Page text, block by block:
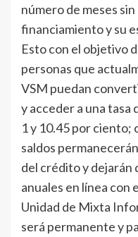
número de meses
financiamiento y su
Esto con el objetivo
personas que
VSM puedan
y acceder a una tasa
1 y 10.45 por ciento;
saldos
del crédito y
anuales en línea con
Unidad de Mixta
será permanente y